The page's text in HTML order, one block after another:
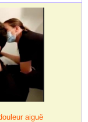
aiguë